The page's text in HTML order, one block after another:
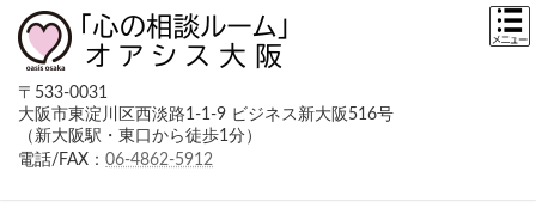
〒533-0031
大阪市東淀川区西淡路1-1-9 ビジネス新大阪516号
（新大阪駅・東口から徒歩1分）
電話/FAX： 06-4862-5912